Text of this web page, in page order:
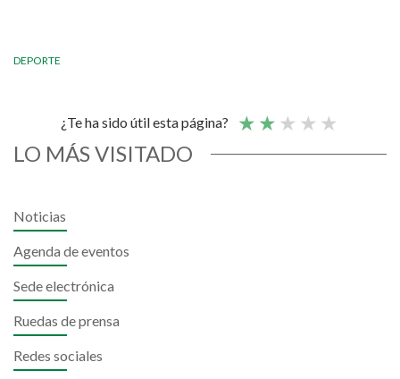
DEPORTE
¿Te ha sido útil esta página?
LO MÁS VISITADO
Noticias
Agenda de eventos
Sede electrónica
Ruedas de prensa
Redes sociales